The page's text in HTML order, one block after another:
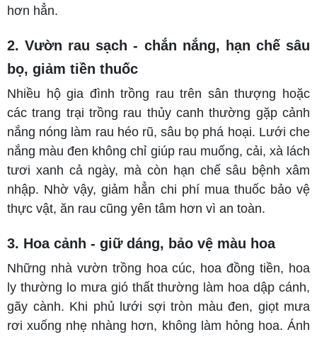
hơn hẳn.
2. Vườn rau sạch - chắn nắng, hạn chế sâu
bọ, giảm tiền thuốc
Nhiều hộ gia đình trồng rau trên sân thượng hoặc
các trang trại trồng rau thủy canh thường gặp cảnh
nắng nóng làm rau héo rũ, sâu bọ phá hoại. Lưới che
nắng màu đen không chỉ giúp rau muống, cải, xà lách
tươi xanh cả ngày, mà còn hạn chế sâu bệnh xâm
nhập. Nhờ vậy, giảm hẳn chi phí mua thuốc bảo vệ
thực vật, ăn rau cũng yên tâm hơn vì an toàn.
3. Hoa cảnh - giữ dáng, bảo vệ màu hoa
Những nhà vườn trồng hoa cúc, hoa đồng tiền, hoa
ly thường lo mưa gió thất thường làm hoa dập cánh,
gãy cành. Khi phủ lưới sợi tròn màu đen, giọt mưa
rơi xuống nhẹ nhàng hơn, không làm hỏng hoa. Ánh